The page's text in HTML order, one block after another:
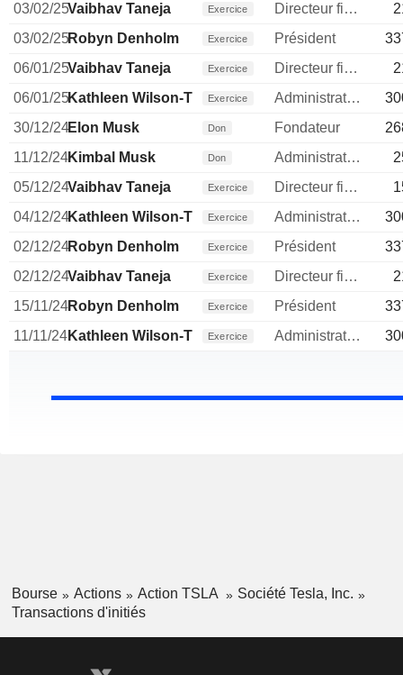
03/02/25Vaibhav Taneja Exercice Directeur financier
03/02/25Robyn Denholm Exercice Président
06/01/25Vaibhav Taneja Exercice Directeur financier
06/01/25Kathleen Wilson-Thompson
Exercice Administrateur
30/12/24Elon Musk Don Fondateur
11/12/24Kimbal Musk Don Administrateur
05/12/24Vaibhav Taneja Exercice Directeur financier
04/12/24Kathleen Wilson-Thompson
Exercice Administrateur
02/12/24Robyn Denholm Exercice Président
02/12/24Vaibhav Taneja Exercice Directeur financier
15/11/24Robyn Denholm Exercice Président
11/11/24Kathleen Wilson-Thompson
Exercice Administrateur
Bourse Actions Action TSLA
Société Tesla, Inc.
Transactions d'initiés